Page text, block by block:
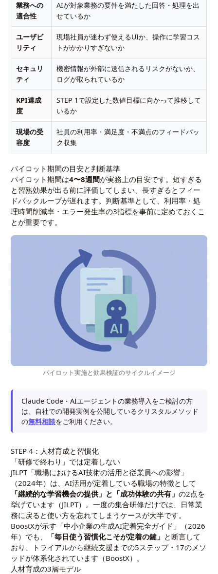
業務への
適合性
AIが対象業務の要件を満たした回答・処理を出
せているか
ユーザビ
リティ
現場社員が迷わず使えるUIか、操作に学習コス
トがかかりすぎないか
セキュリ
ティ
機密情報が外部に送信されるリスクがないか、
ログが取られているか
KPI達成
度
STEP 1で設定した数値目標に向かって推移して
いるか
現場の受
容度
社員の利用率・満足度・不満点のフィードバッ
ク収集
パイロット期間の目安と判断基準
パイロット期間は4〜8週間が実務上の目安です。短すぎる
と習熟効果が出る前に評価してしまい、長すぎるとフィー
ドバックループが遅れます。判断基準として、利用率・処
理時間削減率・エラー発生率の3指標を事前に定めておくこ
とが重要です。
パイロット実施と効果検証のサイクルイメージ
Claude Code・AIエージェントの業務導入をご検討の方
は、自社での開発実例を公開しているクリスタルメソッド
の無料相談をご利用ください。
STEP 4：人材育成と習慣化
「研修で終わり」では定着しない
JILPT「職場におけるAI技術の活用と従業員への影響」
（2024年）は、AI活用が定着している職場の特徴として
「継続的な学習機会の提供」と「成功体験の共有」の2点を
挙げています（JILPT）。一度の集合研修だけでは、日常業
務に戻ると使い方を忘れてしまうケースが大半です。
BoostXが示す「中小企業の生成AI定着完全ガイド」（2026
年）でも、
「毎日使う習慣化こそが定着の鍵」 と断言して
おり、トライアルから継続支援までの5ステップ・17のメソ
ッドが体系化されています（BoostX）。
人材育成の3層モデル